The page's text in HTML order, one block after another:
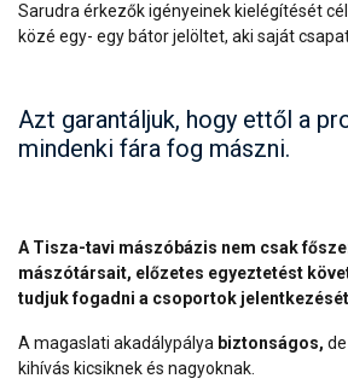
Sarudra érkezők igényeinek kielégítését
közé egy- egy bátor jelöltet, aki saját
Azt garantáljuk, hogy ettől a
mindenki fára fog mászni.
A Tisza-tavi mászóbázis nem csak
mászótársait, előzetes egyeztetést
tudjuk fogadni a csoportok
A magaslati akadálypálya biztonságos,
kihívás kicsiknek és nagyoknak.